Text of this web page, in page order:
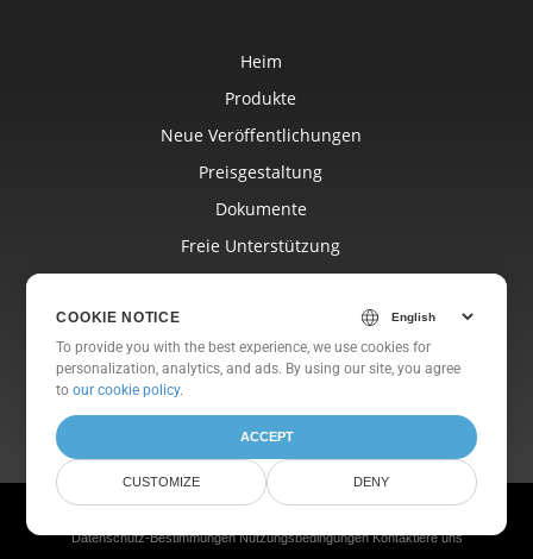
Heim
Produkte
Neue Veröffentlichungen
Preisgestaltung
Dokumente
Freie Unterstützung
Websites
Datenschutz-Bestimmungen Nutzungsbedingungen Kontaktiere uns
COOKIE NOTICE
To provide you with the best experience, we use cookies for
personalization, analytics, and ads. By using our site, you agree
toour cookie policy.
ACCEPT
CUSTOMIZE DENY